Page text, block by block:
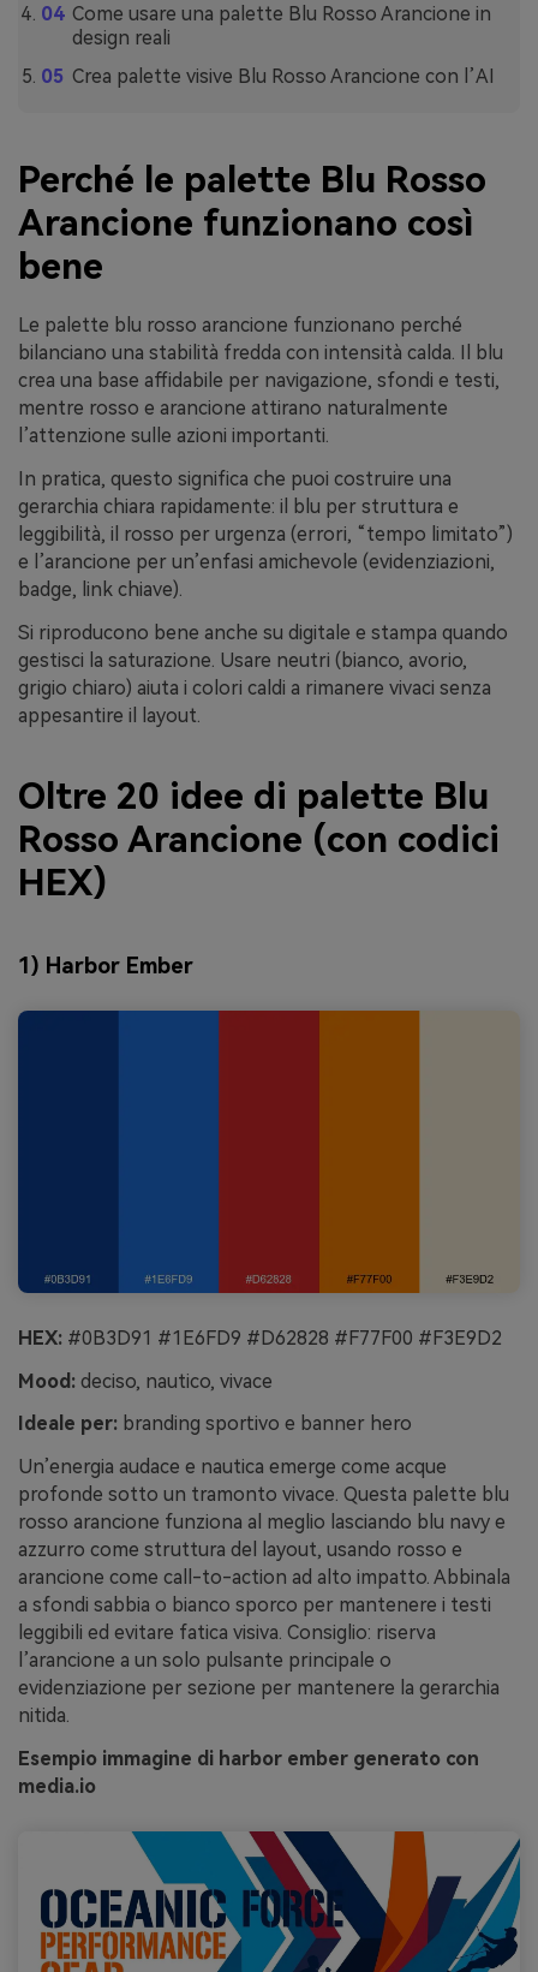
Come usare una palette Blu Rosso Arancione in
design reali
Crea palette visive Blu Rosso Arancione con l’AI
Perché le palette Blu Rosso
Arancione funzionano così
bene
Le palette blu rosso arancione funzionano perché
bilanciano una stabilità fredda con intensità calda. Il blu
crea una base affidabile per navigazione, sfondi e testi,
mentre rosso e arancione attirano naturalmente
l’attenzione sulle azioni importanti.
In pratica, questo significa che puoi costruire una
gerarchia chiara rapidamente: il blu per struttura e
leggibilità, il rosso per urgenza (errori, “tempo limitato”)
e l’arancione per un’enfasi amichevole (evidenziazioni,
badge, link chiave).
Si riproducono bene anche su digitale e stampa quando
gestisci la saturazione. Usare neutri (bianco, avorio,
grigio chiaro) aiuta i colori caldi a rimanere vivaci senza
appesantire il layout.
Oltre 20 idee di palette Blu
Rosso Arancione (con codici
HEX)
1) Harbor Ember
HEX: #0B3D91 #1E6FD9 #D62828 #F77F00 #F3E9D2
Mood: deciso, nautico, vivace
Ideale per: branding sportivo e banner hero
Un’energia audace e nautica emerge come acque
profonde sotto un tramonto vivace. Questa palette blu
rosso arancione funziona al meglio lasciando blu navy e
azzurro come struttura del layout, usando rosso e
arancione come call-to-action ad alto impatto. Abbinala
a sfondi sabbia o bianco sporco per mantenere i testi
leggibili ed evitare fatica visiva. Consiglio: riserva
l’arancione a un solo pulsante principale o
evidenziazione per sezione per mantenere la gerarchia
nitida.
Esempio immagine di harbor ember generato con
media.io